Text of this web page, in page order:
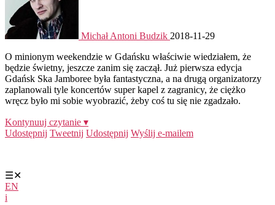
Michał Antoni Budzik 2018-11-29
O minionym weekendzie w Gdańsku właściwie wiedziałem, że
będzie świetny, jeszcze zanim się zaczął. Już pierwsza edycja
Gdańsk Ska Jamboree była fantastyczna, a na drugą organizatorzy
zaplanowali tyle koncertów super kapel z zagranicy, że ciężko
wręcz było mi sobie wyobrazić, żeby coś tu się nie zgadzało.
Kontynuuj czytanie ▾
Udostępnij Tweetnij Udostępnij Wyślij e-mailem
☰✕
EN
i